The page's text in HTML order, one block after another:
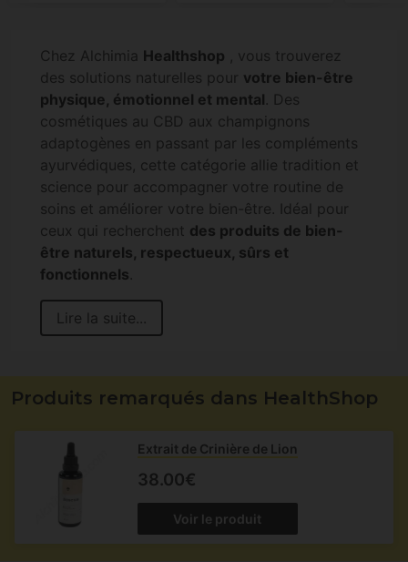
Chez Alchimia Healthshop , vous trouverez
des solutions naturelles pour votre bien-être
physique, émotionnel et mental. Des
cosmétiques au CBD aux champignons
adaptogènes en passant par les compléments
ayurvédiques, cette catégorie allie tradition et
science pour accompagner votre routine de
soins et améliorer votre bien-être. Idéal pour
ceux qui recherchent des produits de bien-
être naturels, respectueux, sûrs et
fonctionnels.
Lire la suite...
Produits remarqués dans HealthShop
Extrait de Crinière de Lion
38.00€
Voir le produit